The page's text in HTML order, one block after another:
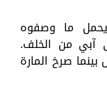
ما وصفوه
آبي من الخلف.
صرخ المارة